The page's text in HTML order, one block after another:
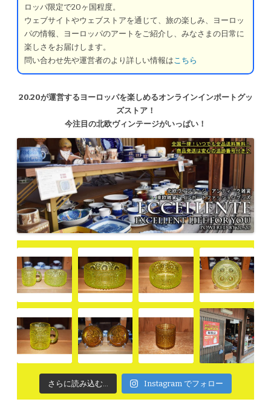
ロッパ限定で20ヶ国程度。
ウェブサイトやウェブストアを通じて、旅の楽しみ、ヨーロッ
パの情報、ヨーロッパのアートをご紹介し、みなさまの日常に
楽しさをお届けします。
問い合わせ先や運営者のより詳しい情報はこちら
20.20が運営するヨーロッパを楽しめるオンラインインポートグッ
ズストア！
今注目の北欧ヴィンテージがいっぱい！
さらに読み込む... Instagram でフォロー